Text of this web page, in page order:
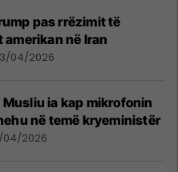
pas rrëzimit të
amerikan në Iran
04/2026
Musliu ia kap mikrofonin
në temë kryeministër
04/2026